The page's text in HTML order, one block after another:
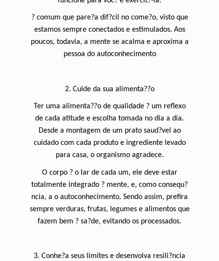
? comum que pare?a dif?cil no come?o, visto que
estamos sempre conectados e estimulados. Aos
poucos, todavia, a mente se acalma e aproxima a
pessoa do autoconhecimento
2. Cuide da sua alimenta??o
Ter uma alimenta??o de qualidade ? um reflexo
de cada atitude e escolha tomada no dia a dia.
Desde a montagem de um prato saud?vel ao
cuidado com cada produto e ingrediente levado
para casa, o organismo agradece.
O corpo ? o lar de cada um, ele deve estar
totalmente integrado ? mente, e, como consequ?
ncia, a o autoconhecimento. Sendo assim, prefira
sempre verduras, frutas, legumes e alimentos que
fazem bem ? sa?de, evitando os processados.
3. Conhe?a seus limites e desenvolva resili?ncia